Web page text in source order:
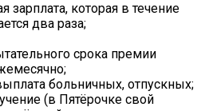
зарплата, которая в течение
два раза;
срока премии
больничных, отпускных;
(в Пятёрочке свой